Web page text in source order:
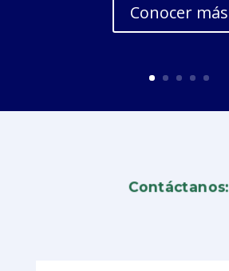
Conocer más
Contáctanos: